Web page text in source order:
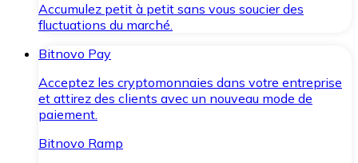
Accumulez petit à petit sans vous soucier des
fluctuations du marché.
Bitnovo Pay
Acceptez les cryptomonnaies dans votre entreprise
et attirez des clients avec un nouveau mode de
paiement.
Bitnovo Ramp